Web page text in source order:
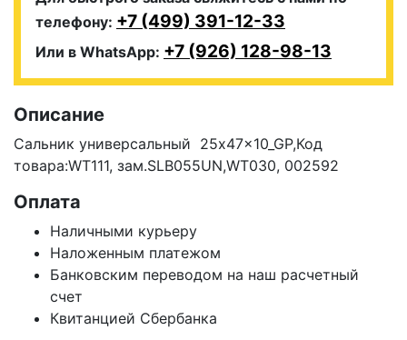
телефону: +7 (499) 391-12-33
Или в WhatsApp: +7 (926) 128-98-13
Описание
Сальник универсальный 25x47x10_GP,Код
товара:WT111, зам.SLB055UN,WT030, 002592
Оплата
Наличными курьеру
Наложенным платежом
Банковским переводом на наш расчетный
счет
Квитанцией Сбербанка